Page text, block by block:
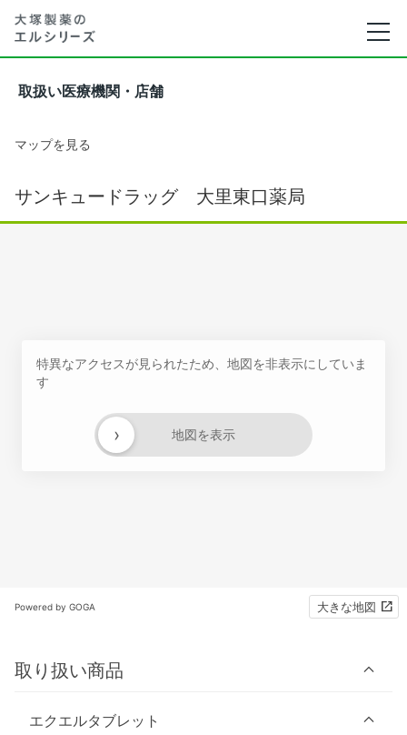
取扱い医療機関・店舗
マップを見る
サンキュードラッグ 大里東口薬局
特異なアクセスが見られたため、地図を非表示にしていま
す
地図を表示
›
Powered by GOGA 大きな地図
取り扱い商品
エクエルタブレット